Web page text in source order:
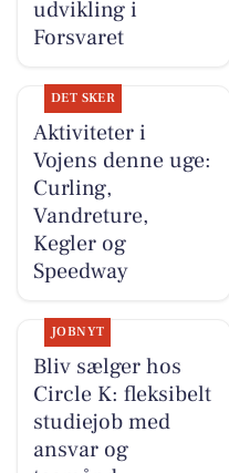
udvikling i
Forsvaret
DET SKER
Aktiviteter i
Vojens denne uge:
Curling,
Vandreture,
Kegler og
Speedway
JOBNYT
Bliv sælger hos
Circle K: fleksibelt
studiejob med
ansvar og